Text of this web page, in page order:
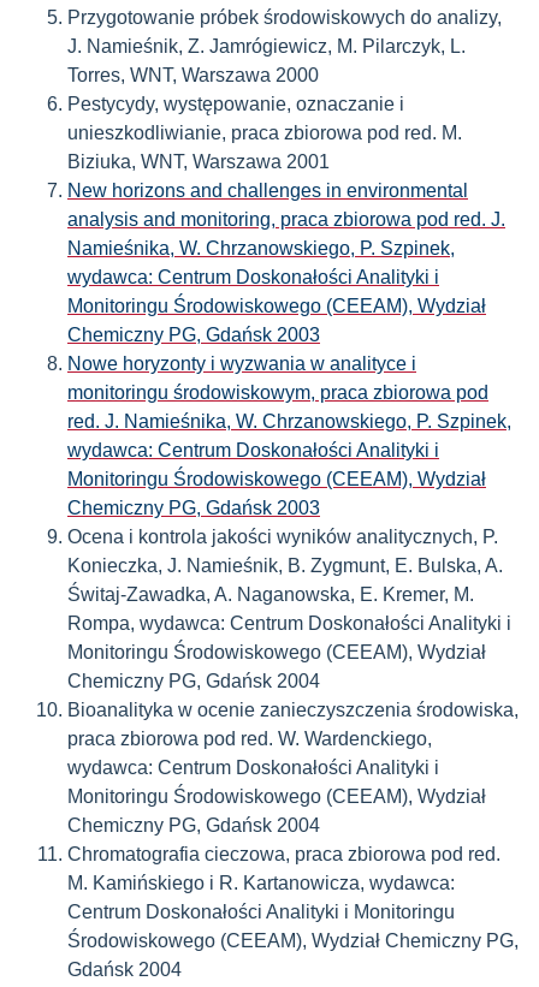
Przygotowanie próbek środowiskowych do analizy,
J. Namieśnik, Z. Jamrógiewicz, M. Pilarczyk, L.
Torres, WNT, Warszawa 2000
Pestycydy, występowanie, oznaczanie i
unieszkodliwianie, praca zbiorowa pod red. M.
Biziuka, WNT, Warszawa 2001
New horizons and challenges in environmental
analysis and monitoring, praca zbiorowa pod red. J.
Namieśnika, W. Chrzanowskiego, P. Szpinek,
wydawca: Centrum Doskonałości Analityki i
Monitoringu Środowiskowego (CEEAM), Wydział
Chemiczny PG, Gdańsk 2003
Nowe horyzonty i wyzwania w analityce i
monitoringu środowiskowym, praca zbiorowa pod
red. J. Namieśnika, W. Chrzanowskiego, P. Szpinek,
wydawca: Centrum Doskonałości Analityki i
Monitoringu Środowiskowego (CEEAM), Wydział
Chemiczny PG, Gdańsk 2003
Ocena i kontrola jakości wyników analitycznych, P.
Konieczka, J. Namieśnik, B. Zygmunt, E. Bulska, A.
Świtaj-Zawadka, A. Naganowska, E. Kremer, M.
Rompa, wydawca: Centrum Doskonałości Analityki i
Monitoringu Środowiskowego (CEEAM), Wydział
Chemiczny PG, Gdańsk 2004
Bioanalityka w ocenie zanieczyszczenia środowiska,
praca zbiorowa pod red. W. Wardenckiego,
wydawca: Centrum Doskonałości Analityki i
Monitoringu Środowiskowego (CEEAM), Wydział
Chemiczny PG, Gdańsk 2004
Chromatografia cieczowa, praca zbiorowa pod red.
M. Kamińskiego i R. Kartanowicza, wydawca:
Centrum Doskonałości Analityki i Monitoringu
Środowiskowego (CEEAM), Wydział Chemiczny PG,
Gdańsk 2004